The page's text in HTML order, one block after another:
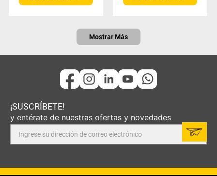
Mostrar Más
¡SUSCRÍBETE!
y entérate de nuestras ofertas y novedades